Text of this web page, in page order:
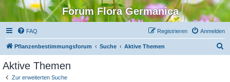
Forum Flora Germanica
FAQ Anmelden
Registrieren
Pflanzenbestimmungsforum Suche Aktive Themen
Aktive Themen
Zur erweiterten Suche